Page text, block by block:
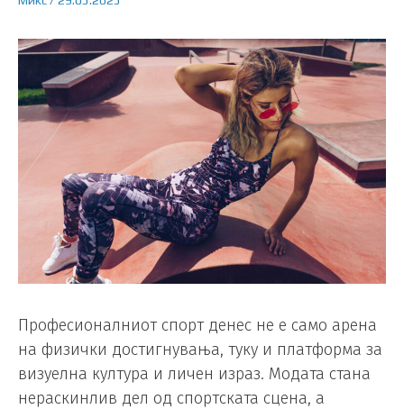
Професионалниот спорт денес не е само арена
на физички достигнувања, туку и платформа за
визуелна култура и личен израз. Модата стана
нераскинлив дел од спортската сцена, а